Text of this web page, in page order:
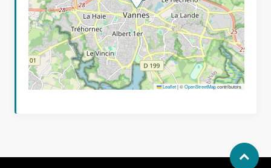
Leaflet|©OpenStreetMapcontributors